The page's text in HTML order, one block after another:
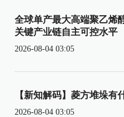
全球单产最大高端聚乙烯
关键产业链自主可控水平
2026-08-04 03:05
【新知解码】菱方堆垛有
2026-08-04 03:05